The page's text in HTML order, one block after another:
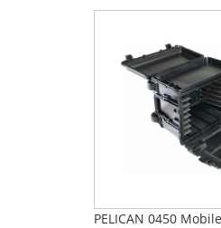
PELICAN 0450